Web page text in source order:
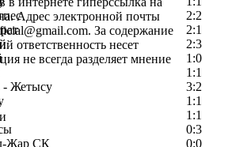
2:2
2:1
2:3
1:0
1:1
Жетысу
3:2
1:1
1:1
0:3
Жар СК
0:0
Адрес электронной почты
За содержание
ответственность несет
не всегда разделяет мнение